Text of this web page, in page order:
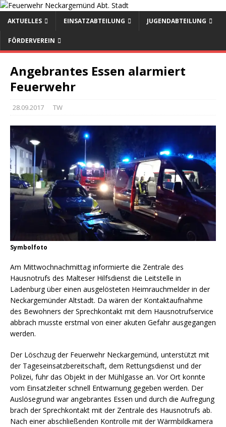
AKTUELLES EINSATZABTEILUNG JUGENDABTEILUNG
FÖRDERVEREIN
Angebrantes Essen alarmiert
Feuerwehr
28.09.2017 TW
Symbolfoto
Am Mittwochnachmittag informierte die Zentrale des
Hausnotrufs des Malteser Hilfsdienst die Leitstelle in
Ladenburg über einen ausgelösteten Heimrauchmelder in der
Neckargemünder Altstadt. Da wären der Kontaktaufnahme
des Bewohners der Sprechkontakt mit dem Hausnotrufservice
abbrach musste erstmal von einer akuten Gefahr ausgegangen
werden.
Der Löschzug der Feuerwehr Neckargemünd, unterstützt mit
der Tageseinsatzbereitschaft, dem Rettungsdienst und der
Polizei, fuhr das Objekt in der Mühlgasse an. Vor Ort konnte
vom Einsatzleiter schnell Entwarnung gegeben werden. Der
Auslösegrund war angebrantes Essen und durch die Aufregung
brach der Sprechkontakt mit der Zentrale des Hausnotrufs ab.
Nach einer abschließenden Kontrolle mit der Wärmbildkamera